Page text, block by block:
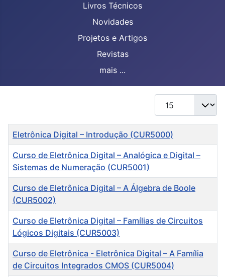
Livros Técnicos
Novidades
Projetos e Artigos
Revistas
mais ...
Mostrar #
Título
Eletrônica Digital – Introdução (CUR5000)
Curso de Eletrônica Digital – Analógica e Digital –
Sistemas de Numeração (CUR5001)
Curso de Eletrônica Digital – A Álgebra de Boole
(CUR5002)
Curso de Eletrônica Digital – Famílias de Circuitos
Lógicos Digitais (CUR5003)
Curso de Eletrônica - Eletrônica Digital – A Família
de Circuitos Integrados CMOS (CUR5004)